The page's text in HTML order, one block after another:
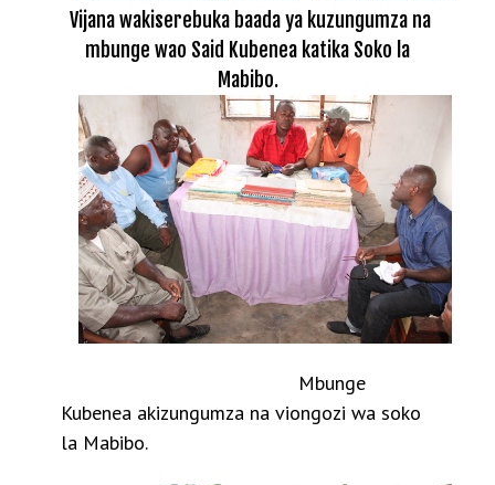
Vijana wakiserebuka baada ya kuzungumza na
mbunge wao Said Kubenea katika Soko la
Mabibo.
Mbunge
Kubenea akizungumza na viongozi wa soko
la Mabibo.